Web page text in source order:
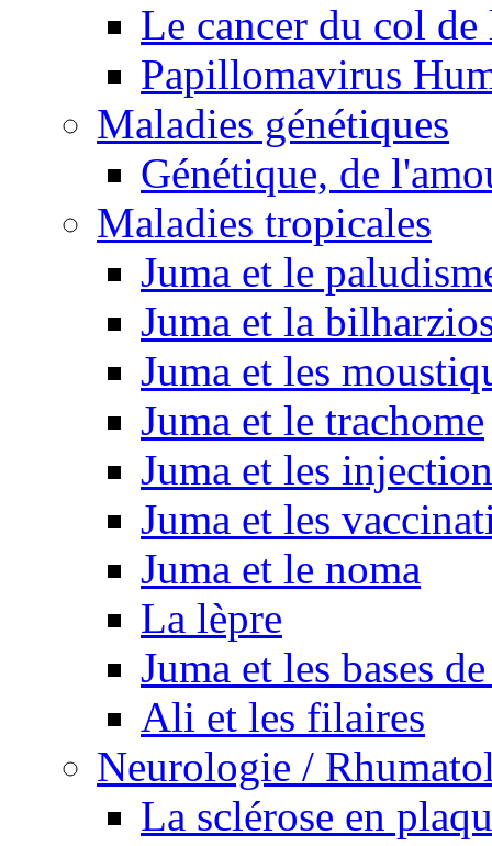
Le cancer du col de
Papillomavirus
Maladies génétiques
Génétique, de
Maladies tropicales
Juma et le
Juma et la
Juma et les
Juma et le trachome
Juma et les
Juma et les
Juma et le noma
La lèpre
Juma et les bases
Ali et les filaires
Neurologie /
La sclérose en